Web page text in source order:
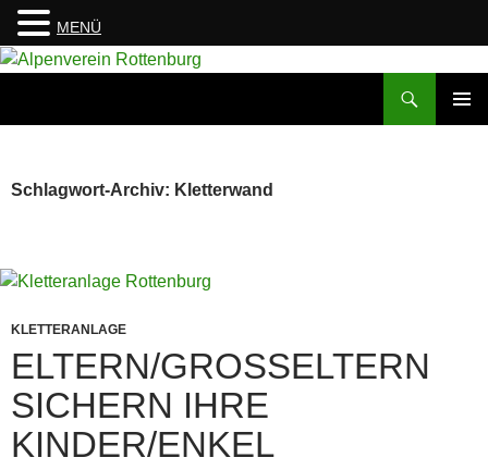
Zum
Schlagwort-Archiv: Kletterwand
KLETTERANLAGE
ELTERN/GROSSELTERN S
ICHERN IHRE K
INDER/ENKEL
MENÜ